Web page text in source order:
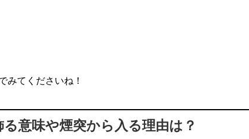
みてくださいね！
意味や煙突から入る理由は？